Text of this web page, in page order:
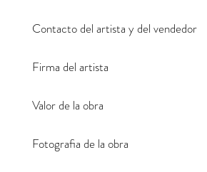
Contacto del artista y del vendedor
Firma del artista
Valor de la obra
Fotografia de la obra